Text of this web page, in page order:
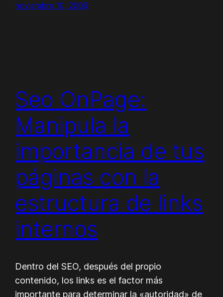
noviembre 10, 2009
Seo OnPage:
Manipula la
importancia de tus
páginas con la
estructura de links
internos
Dentro del SEO, después del propio
contenido, los links es el factor más
importante para determinar la «autoridad» de